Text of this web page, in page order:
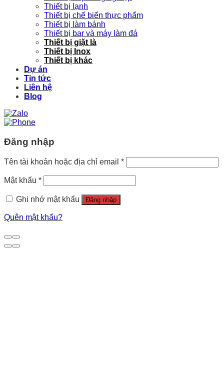
Thiết bị lạnh
Thiết bị chế biến thực phẩm
Thiết bị làm bánh
Thiết bị bar và máy làm đá
Thiết bị giặt là
Thiết bị Inox
Thiết bị khác
Dự án
Tin tức
Liên hệ
Blog
Đăng nhập
Tên tài khoản hoặc địa chỉ email *
Mật khẩu *
Ghi nhớ mật khẩu Đăng nhập
Quên mật khẩu?